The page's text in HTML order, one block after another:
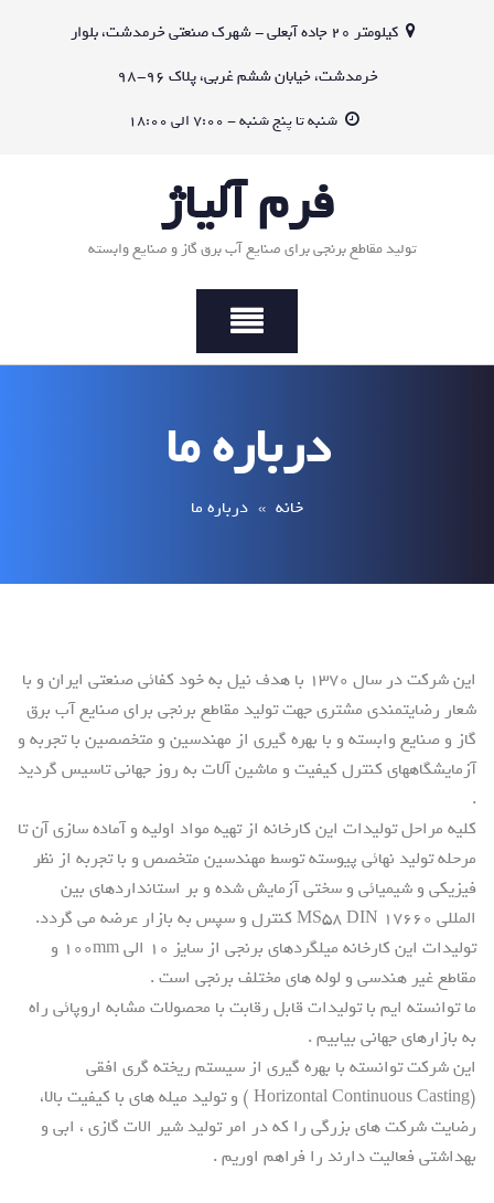
کیلومتر 20 جاده آبعلی - شهرک صنعتی خرمدشت، بلوار
خرمدشت، خیابان ششم غربی، پلاک 96-98
شنبه تا پنج شنبه - 7:00 الی 18:00
فرم آلیاژ
تولید مقاطع برنجی برای صنایع آب برق گاز و صنایع وابسته
درباره ما
خانه » درباره ما
این شرکت در سال 1370 با هدف نیل به خود کفائی صنعتی ایران و با
شعار رضایتمندی مشتری جهت تولید مقاطع برنجی برای صنایع آب برق
گاز و صنایع وابسته و با بهره گیری از مهندسین و متخصصین با تجربه و
آزمایشگاههای کنترل کیفیت و ماشین آلات به روز جهانی تاسیس گردید
.
کلیه مراحل تولیدات این کارخانه از تهیه مواد اولیه و آماده سازی آن تا
مرحله تولید نهائی پیوسته توسط مهندسین متخصص و با تجربه از نظر
فیزیکی و شیمیائی و سختی آزمایش شده و بر استانداردهای بین
المللی MS58 DIN 17660 کنترل و سپس به بازار عرضه می گردد.
تولیدات این کارخانه میلگردهای برنجی از سایز 10 الی 100mm و
مقاطع غیر هندسی و لوله های مختلف برنجی است .
ما توانسته ایم با تولیدات قابل رقابت با محصولات مشابه اروپائی راه
به بازارهای جهانی بیابیم .
این شرکت توانسته با بهره گیری از سیستم ریخته گری افقی
(Horizontal Continuous Casting ) و تولید میله های با کیفیت بالا،
رضایت شرکت های بزرگی را که در امر تولید شیر الات گازی ، ابی و
بهداشتی فعالیت دارند را فراهم اوریم .